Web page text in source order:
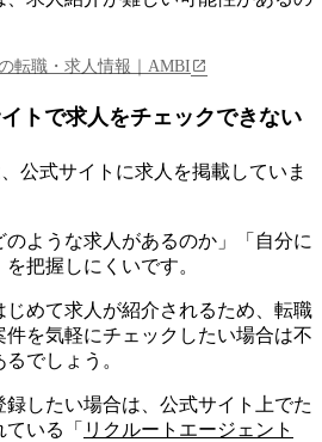
転職・求人情報｜AMBI
トで求人をチェックできない
公式サイトに求人を掲載していま
のような求人があるのか」「自分に
を把握しにくいです。
めて求人が紹介されるため、転職
件を気軽にチェックしたい場合は不
でしょう。
したい場合は、公式サイト上でた
いる「 リクルートエージェント